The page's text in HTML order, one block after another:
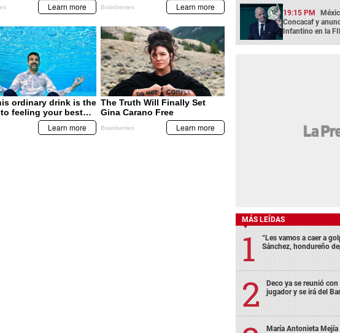
19:15 PM
Concacaf y
Infantino en la
MÁS LEÍDAS
“Les vamos a caer a
Sánchez, hondureño
Deco ya se reunió
jugador y se irá del
María Antonieta